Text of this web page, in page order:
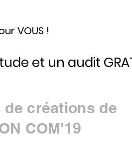
VOUS !
et un audit
créations de
COM'19